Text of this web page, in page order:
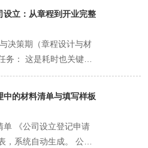
号 + 行业表述 + 组织形
都区 + 畅想 + 科技 + 有
业名称自主申报」系统进
键要点： 字号独创性：
字，且不得与其他已注册
相同或近似。申报前务
行业表述规范： 应参
分类》中的规范用语，
设立：从章程到开业完整
决策期（章程设计与材
务： 这是耗时也关键的
式提交申请之前。 股东协
股东们需充分协商，确定
式与期限、职责分工、
中的材料清单与填写样板
单 《公司设立登记申请
，系统自动生成。 公司